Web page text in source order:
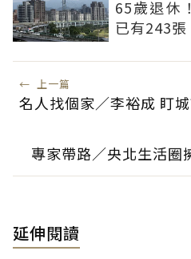
65歲退休
已有243張
← 上一篇
名人找個家／李裕成 盯
專家帶路／央北生活圈
延伸閱讀